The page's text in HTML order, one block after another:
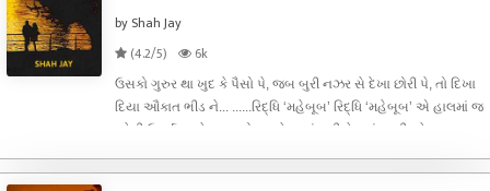
by Shah Jay
(4.2/5)
6k
ઉસકો ગુરુર થા ખુદ કે પૈસો પે, જબ બુરી નઝર સે દેખા છોરી પે, તો દિખા
દિયા ઔકાત ભીડ ને... ......રિદ્ધિ ‘મહેબૂબ’ રિદ્ધિ ‘મહેબૂબ’ એ હાલમાં જ
કરેલી ઉપર્યુક્ત ફેસબુક પોસ્ટ ટ્રેન્ડ માં હતી. દેશમાં ચાલી રહેલા